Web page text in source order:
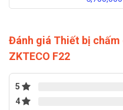
Đánh giá Thiết bị
ZKTECO F22
5
4